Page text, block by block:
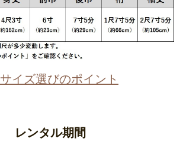
サイズ選びのポイント
レンタル期間